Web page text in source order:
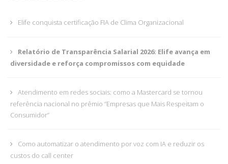
Elife conquista certificação FIA de Clima Organizacional
Relatório de Transparência Salarial 2026: Elife avança em
diversidade e reforça compromissos com equidade
Atendimento em redes sociais: como a Mastercard se tornou
referência nacional no prêmio “Empresas que Mais Respeitam o
Consumidor”
Como automatizar o atendimento por voz com IA e reduzir os
custos do call center